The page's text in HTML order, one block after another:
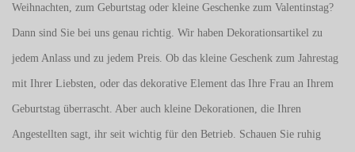
Weihnachten, zum Geburtstag oder kleine Geschenke zum Valentinstag?
Dann sind Sie bei uns genau richtig. Wir haben Dekorationsartikel zu
jedem Anlass und zu jedem Preis. Ob das kleine Geschenk zum Jahrestag
mit Ihrer Liebsten, oder das dekorative Element das Ihre Frau an Ihrem
Geburtstag überrascht. Aber auch kleine Dekorationen, die Ihren
Angestellten sagt, ihr seit wichtig für den Betrieb. Schauen Sie ruhig